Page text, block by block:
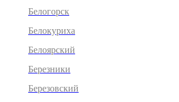
Белогорск
Белокуриха
Белоярский
Березники
Березовский